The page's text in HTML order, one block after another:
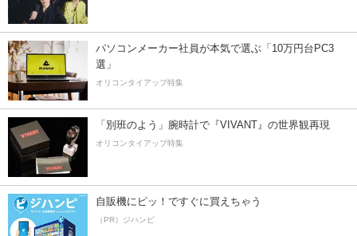
パソコンメーカー社員が本気で選ぶ「10万円台PC3
選」
オリコンタイアップ特集
「別班のよう」腕時計で『VIVANT』の世界観再現
オリコンタイアップ特集
自販機にピッ！ですぐに買えちゃう
（PR）ジハンピ